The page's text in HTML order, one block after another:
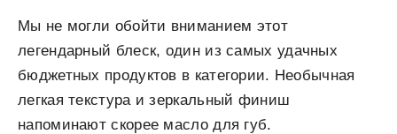
Мы не могли обойти вниманием этот
легендарный блеск, один из самых удачных
бюджетных продуктов в категории. Необычная
легкая текстура и зеркальный финиш
напоминают скорее масло для губ.